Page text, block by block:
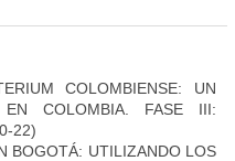
COLOMBIENSE: UN
EN COLOMBIA. FASE III:
22)
BOGOTÁ: UTILIZANDO LOS